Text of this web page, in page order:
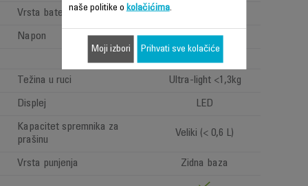
Vrsta baterije
Napon 18.5V
Težina u ruci Ultra-light <1,3kg
Displej LED
Kapacitet spremnika za
prašinu
Veliki (< 0,6 L)
Vrsta punjenja Zidna baza
naše politike o kolačićima.
Moji izbori Prihvati sve kolačiće